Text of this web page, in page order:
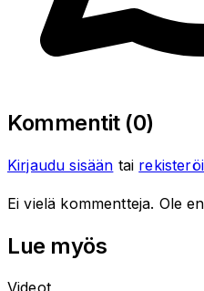
Kommentit (0)
Kirjaudu sisään tai
Ei vielä kommentteja. Ole
Lue myös